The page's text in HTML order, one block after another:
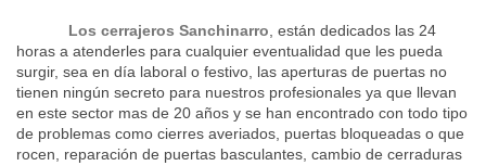
Los cerrajeros Sanchinarro, están dedicados las 24
horas a atenderles para cualquier eventualidad que les pueda
surgir, sea en día laboral o festivo, las aperturas de puertas no
tienen ningún secreto para nuestros profesionales ya que llevan
en este sector mas de 20 años y se han encontrado con todo tipo
de problemas como cierres averiados, puertas bloqueadas o que
rocen, reparación de puertas basculantes, cambio de cerraduras